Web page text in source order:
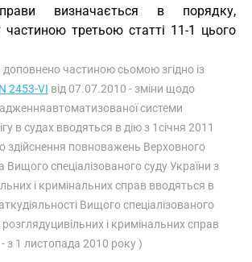
визначається в порядку,
частиною третьою статті 11-1 цього
частиною сьомою згідно із
N 2453-VI від 07.07.2010 - зміни щодо
системи
в судах вводяться в дію з 1січня 2011
здійснення повноважень Верховного
Вищого спеціалізованого суду України з
і кримінальних справ вводяться в
Вищого спеціалізованого
розглядуцивільних і кримінальних справ
- з 1 листопада 2010 року )